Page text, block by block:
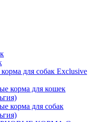
для собак Exclusive
корма для кошек
корма для собак